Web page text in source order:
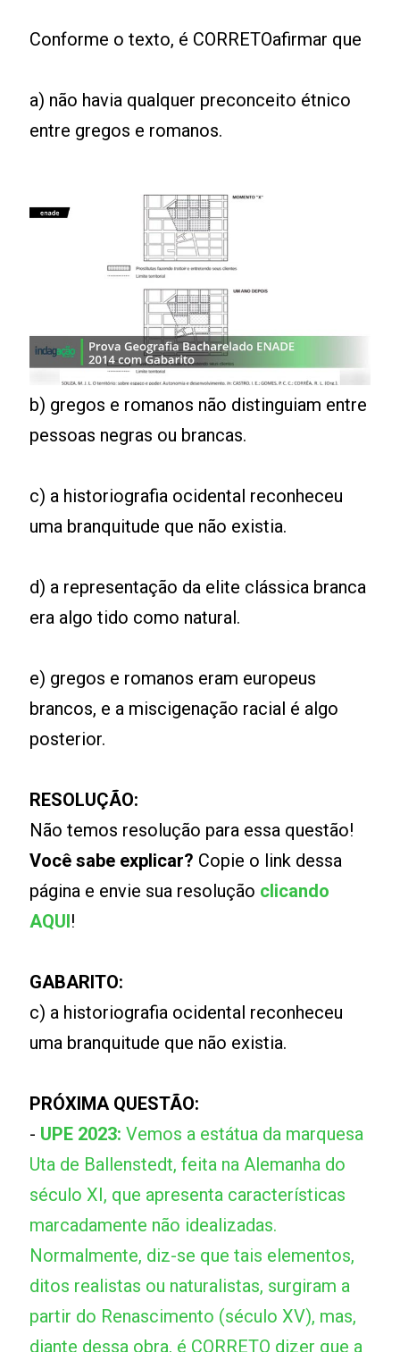
Conforme o texto, é CORRETOafirmar que
a) não havia qualquer preconceito étnico
entre gregos e romanos.
b) gregos e romanos não distinguiam entre
pessoas negras ou brancas.
c) a historiografia ocidental reconheceu
uma branquitude que não existia.
d) a representação da elite clássica branca
era algo tido como natural.
e) gregos e romanos eram europeus
brancos, e a miscigenação racial é algo
posterior.
RESOLUÇÃO:
Não temos resolução para essa questão!
Você sabe explicar? Copie o link dessa
página e envie sua resolução clicando
AQUI!
GABARITO:
c) a historiografia ocidental reconheceu
uma branquitude que não existia.
PRÓXIMA QUESTÃO:
- UPE 2023:Vemos a estátua da marquesa
Uta de Ballenstedt, feita na Alemanha do
século XI, que apresenta características
marcadamente não idealizadas.
Normalmente, diz-se que tais elementos,
ditos realistas ou naturalistas, surgiram a
partir do Renascimento (século XV), mas,
diante dessa obra, é CORRETO dizer que a